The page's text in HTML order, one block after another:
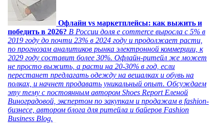
Офлайн vs маркетплейсы: как выжить и
победить в 2026? В России доля e commerce выросла с 5% в
2019 году до почти 23% в 2024 году и продолжает расти,
по прогнозам аналитиков рынка электронной коммерции, к
2029 году составит более 30%. Офлайн-ритейл же может
не просто выжить, а расти на 20-30% в год, если
перестанет предлагать одежду на вешалках и обувь на
полках, и начнет продавать уникальный опыт. Обсуждаем
эту тему с постоянным автором Shoes Report Еленой
Виноградовой, экспертом по закупкам и продажам в fashion-
бизнесе, автором блога для ритейла и байеров Fashion
Business Blog.